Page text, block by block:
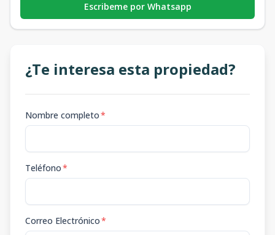
Escribeme por Whatsapp
¿Te interesa esta propiedad?
Nombre completo*
Teléfono*
Correo Electrónico*